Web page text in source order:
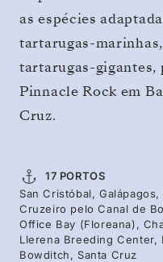
as espécies
tartarugas-
tartarugas-gigantes,
Pinnacle Rock em
Cruz.
17 PORTOS
San Cristóbal,
Cruzeiro pelo Canal de
Office Bay (Floreana),
Llerena Breeding Center,
Bowditch, Santa Cruz